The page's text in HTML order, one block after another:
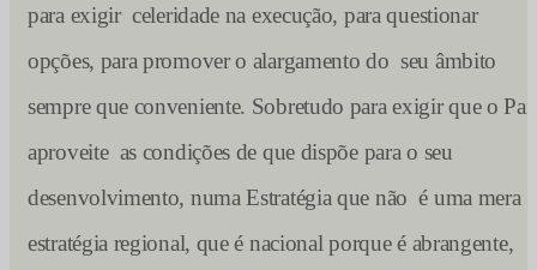
para exigir celeridade na execução, para questionar
opções, para promover o alargamento do seu âmbito
sempre que conveniente. Sobretudo para exigir que o
aproveite as condições de que dispõe para o seu
desenvolvimento, numa Estratégia que não é uma mera
estratégia regional, que é nacional porque é abrangente,